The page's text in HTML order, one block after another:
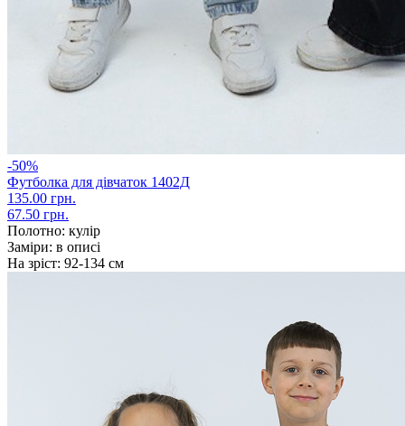
-50%
Футболка для дівчаток 1402Д
135.00 грн.
67.50 грн.
Полотно: кулір
Заміри: в описі
На зріст: 92-134 см